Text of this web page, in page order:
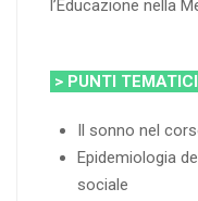
l’Educazione nella
> PUNTI TEMATICI
Il sonno nel
Epidemiologia
sociale